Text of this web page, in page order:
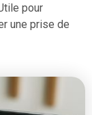
pour
une prise de